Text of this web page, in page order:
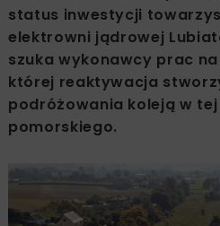
status inwestycji
elektrowni jądrowej
szuka wykonawcy prac
której reaktywacja
podróżowania koleją w
pomorskiego.